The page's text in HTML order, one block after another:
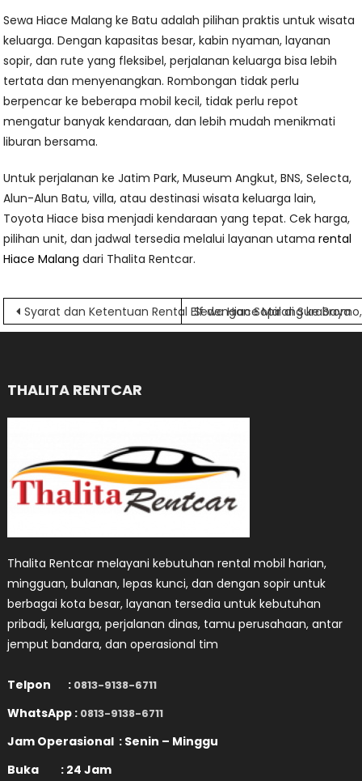
Sewa Hiace Malang ke Batu adalah pilihan praktis untuk wisata
keluarga. Dengan kapasitas besar, kabin nyaman, layanan
sopir, dan rute yang fleksibel, perjalanan keluarga bisa lebih
tertata dan menyenangkan. Rombongan tidak perlu
berpencar ke beberapa mobil kecil, tidak perlu repot
mengatur banyak kendaraan, dan lebih mudah menikmati
liburan bersama.
Untuk perjalanan ke Jatim Park, Museum Angkut, BNS, Selecta,
Alun-Alun Batu, villa, atau destinasi wisata keluarga lain,
Toyota Hiace bisa menjadi kendaraan yang tepat. Cek harga,
pilihan unit, dan jadwal tersedia melalui layanan utamarental
Hiace Malang dari Thalita Rentcar.
Navigasi
Syarat dan Ketentuan Rental Elf dengan Sopir di Surabaya
Sewa Hiace Malang ke
THALITA RENTCAR
Thalita Rentcar melayani kebutuhan rental mobil harian,
mingguan, bulanan, lepas kunci, dan dengan sopir untuk
berbagai kota besar, layanan tersedia untuk kebutuhan
pribadi, keluarga, perjalanan dinas, tamu perusahaan, antar
jemput bandara, dan operasional tim
Telpon : 0813-9138-6711
WhatsApp : 0813-9138-6711
Jam Operasional : Senin – Minggu
Buka : 24 Jam